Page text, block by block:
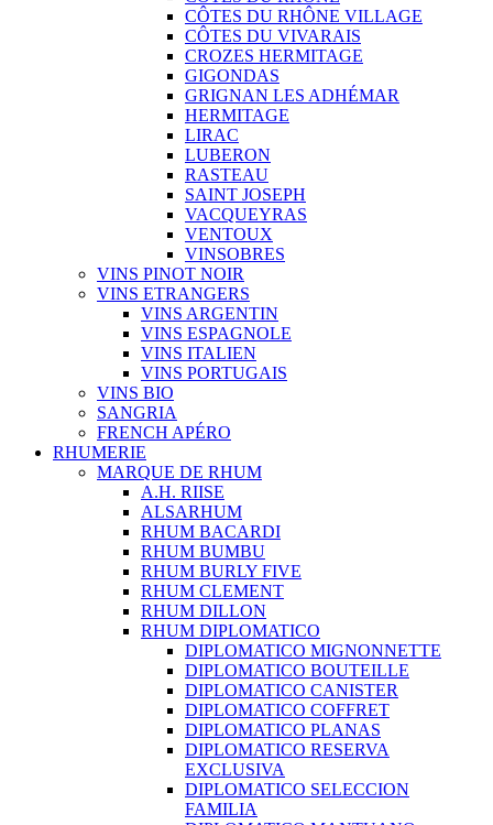
CÔTES DU RHÔNE VILLAGE
CÔTES DU VIVARAIS
CROZES HERMITAGE
GIGONDAS
GRIGNAN LES ADHÉMAR
HERMITAGE
LIRAC
LUBERON
RASTEAU
SAINT JOSEPH
VACQUEYRAS
VENTOUX
VINSOBRES
VINS PINOT NOIR
VINS ETRANGERS
VINS ARGENTIN
VINS ESPAGNOLE
VINS ITALIEN
VINS PORTUGAIS
VINS BIO
SANGRIA
FRENCH APÉRO
RHUMERIE
MARQUE DE RHUM
A.H. RIISE
ALSARHUM
RHUM BACARDI
RHUM BUMBU
RHUM BURLY FIVE
RHUM CLEMENT
RHUM DILLON
RHUM DIPLOMATICO
DIPLOMATICO MIGNONNETTE
DIPLOMATICO BOUTEILLE
DIPLOMATICO CANISTER
DIPLOMATICO COFFRET
DIPLOMATICO PLANAS
DIPLOMATICO RESERVA
EXCLUSIVA
DIPLOMATICO SELECCION
FAMILIA